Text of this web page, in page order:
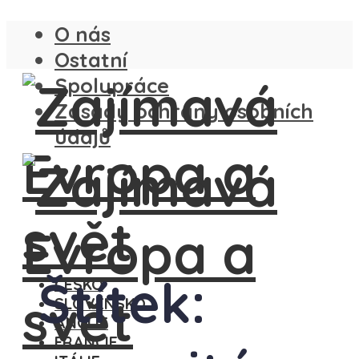
O nás
Ostatní
Spolupráce
Zásady ochrany osobních
údajů
ČESKO
SLOVENSKO
ANGLIE
FRANCIE
Štítek: